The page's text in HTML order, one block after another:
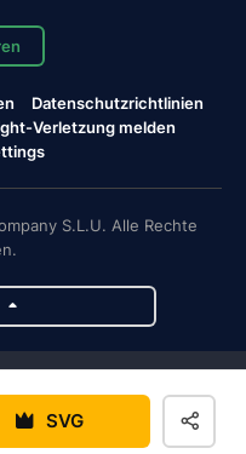
SVG
Datenschutzrichtlinien
Verletzung melden
S.L.U. Alle Rechte